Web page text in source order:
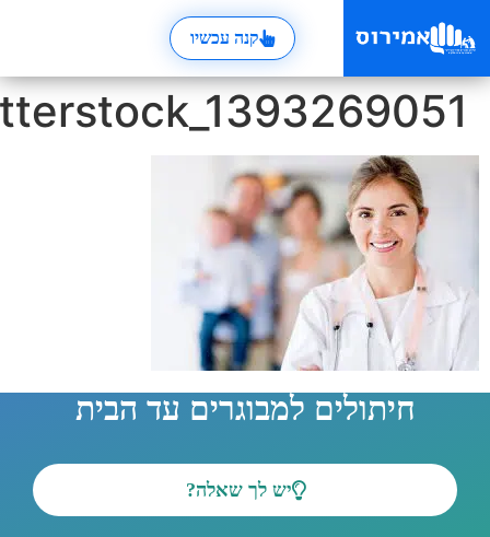
קנה עכשיו
למבוגרים עד הבית
יש לך שאלה?